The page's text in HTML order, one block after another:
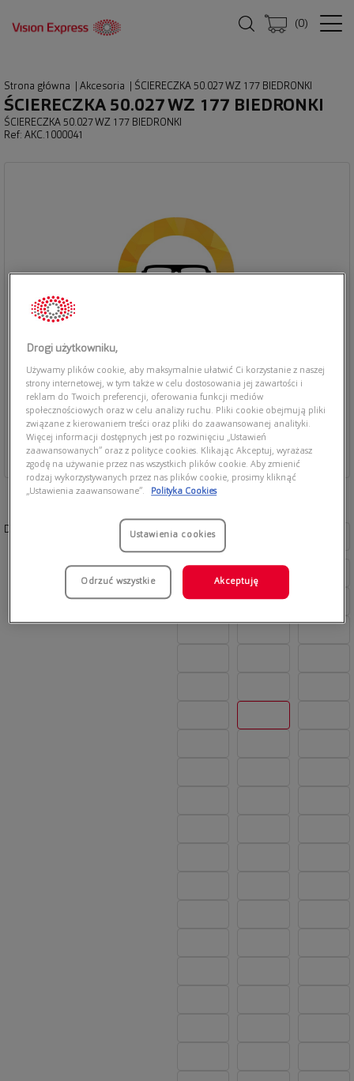
(0)
Strona główna Akcesoria ŚCIERECZKA 50.027 WZ 177 BIEDRONKI
ŚCIERECZKA 50.027 WZ 177 BIEDRONKI
ŚCIERECZKA 50.027 WZ 177 BIEDRONKI
Ref: AKC.1000041
Dostępne kolory:
Drogi użytkowniku,
Używamy plików cookie, aby maksymalnie ułatwić Ci korzystanie z naszej
strony internetowej, w tym także w celu dostosowania jej zawartości i
reklam do Twoich preferencji, oferowania funkcji mediów
społecznościowych oraz w celu analizy ruchu. Pliki cookie obejmują pliki
związane z kierowaniem treści oraz pliki do zaawansowanej analityki.
Więcej informacji dostępnych jest po rozwinięciu „Ustawień
zaawansowanych” oraz z polityce cookies. Klikając Akceptuj, wyrażasz
zgodę na używanie przez nas wszystkich plików cookie. Aby zmienić
rodzaj wykorzystywanych przez nas plików cookie, prosimy kliknąć
„Ustawienia zaawansowane”.
Polityka Cookies
Ustawienia cookies
Odrzuć wszystkie Akceptuję